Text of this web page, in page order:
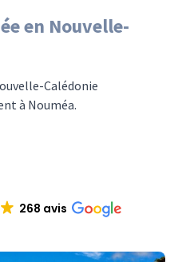
en Nouvelle-
Calédonie
à Nouméa.
268 avis